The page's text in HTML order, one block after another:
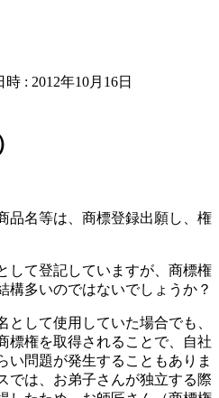
時 : 2012年10月16日
品名等は、商標登録出願し、権
して登記していますが、商標権
構多いのではないでしょうか？
として使用していた場合でも、
標権を取得されることで、自社
い問題が発生することもありま
では、お弟子さんが独立する際